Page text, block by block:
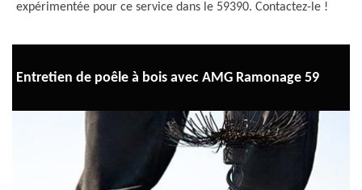
expérimentée pour ce service dans le 59390. Contactez-le !
Entretien de poêle à bois avec AMG Ramonage 59